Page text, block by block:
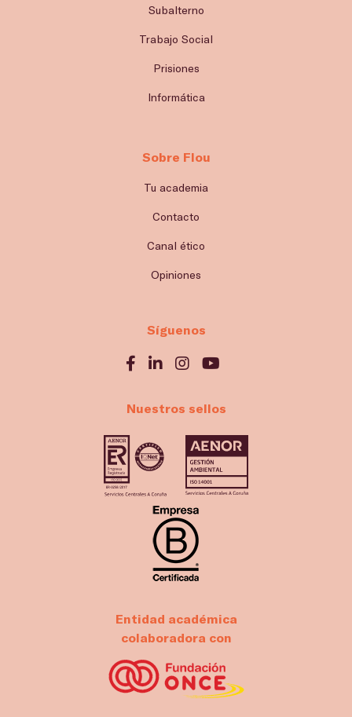
Subalterno
Trabajo Social
Prisiones
Informática
Sobre Flou
Tu academia
Contacto
Canal ético
Opiniones
Síguenos
Nuestros sellos
Entidad académica
colaboradora con